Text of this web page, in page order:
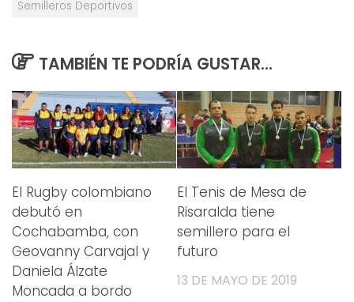
Semilleros Deportivos
TAMBIÉN TE PODRÍA GUSTAR...
El Rugby colombiano
debutó en
Cochabamba, con
Geovanny Carvajal y
Daniela Álzate
Moncada a bordo
El Tenis de Mesa de
Risaralda tiene
semillero para el
futuro
13 DE MAYO DE 2019